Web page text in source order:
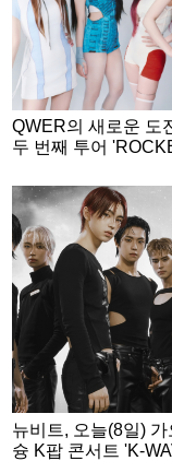
QWER의 새로운 도
두 번째 투어
4인 4색 우주인 변신
뉴비트, 오늘(8일) 가
슝 K팝 콘서트 'K-